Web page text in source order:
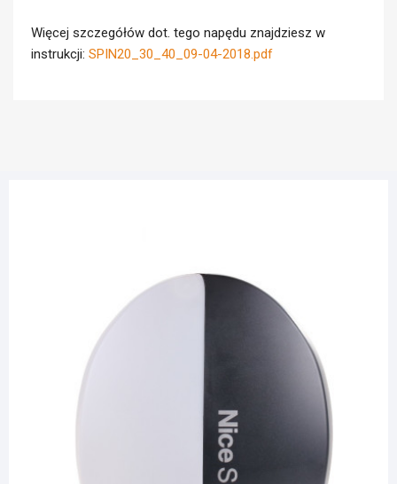
Więcej szczegółów dot. tego napędu znajdziesz w
instrukcji: SPIN20_30_40_09-04-2018.pdf